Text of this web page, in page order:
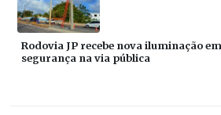
Rodovia JP recebe nova iluminação
segurança na via pública